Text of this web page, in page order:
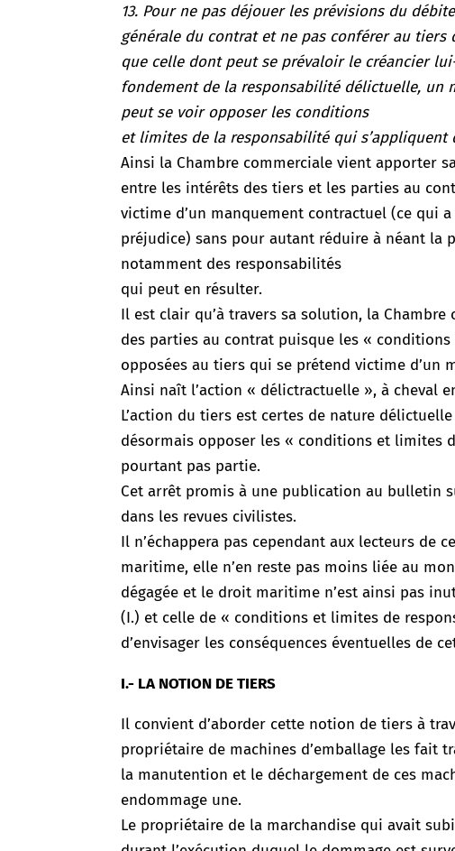
13. Pour ne pas déjouer les prévisions du
générale du contrat et ne pas conférer au
que celle dont peut se prévaloir le créancier
fondement de la responsabilité délictuelle, un
peut se voir opposer les conditions
et limites de la responsabilité qui
Ainsi la Chambre commerciale vient apporter
entre les intérêts des tiers et les parties au
victime d’un manquement contractuel (ce qui
préjudice) sans pour autant réduire à néant la
notamment des responsabilités
qui peut en résulter.
Il est clair qu’à travers sa solution, la
des parties au contrat puisque les «
opposées au tiers qui se prétend victime d’un
Ainsi naît l’action « délictractuelle », à cheval
L’action du tiers est certes de nature
désormais opposer les « conditions et limites
pourtant pas partie.
Cet arrêt promis à une publication au bulletin
dans les revues civilistes.
Il n’échappera pas cependant aux lecteurs de
maritime, elle n’en reste pas moins liée au
dégagée et le droit maritime n’est ainsi pas
(I.) et celle de « conditions et limites de
d’envisager les conséquences éventuelles de
I.- LA NOTION DE TIERS
Il convient d’aborder cette notion de tiers à
propriétaire de machines d’emballage les fait
la manutention et le déchargement de ces
endommage une.
Le propriétaire de la marchandise qui avait